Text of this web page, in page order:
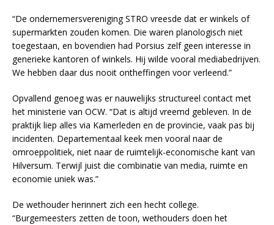
“De ondernemersvereniging STRO vreesde dat er winkels of
supermarkten zouden komen. Die waren planologisch niet
toegestaan, en bovendien had Porsius zelf geen interesse in
generieke kantoren of winkels. Hij wilde vooral mediabedrijven.
We hebben daar dus nooit ontheffingen voor verleend.”
Opvallend genoeg was er nauwelijks structureel contact met
het ministerie van OCW. “Dat is altijd vreemd gebleven. In de
praktijk liep alles via Kamerleden en de provincie, vaak pas bij
incidenten. Departementaal keek men vooral naar de
omroeppolitiek, niet naar de ruimtelijk-economische kant van
Hilversum. Terwijl juist die combinatie van media, ruimte en
economie uniek was.”
De wethouder herinnert zich een hecht college.
“Burgemeesters zetten de toon, wethouders doen het